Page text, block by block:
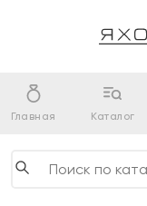
Главная Каталог